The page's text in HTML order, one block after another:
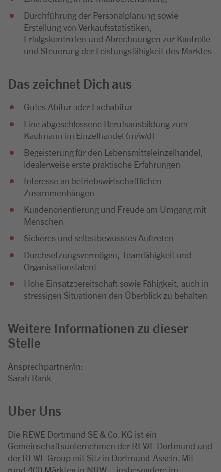
Durchführung der Personalplanung sowie
Erstellung von Verkaufsstatistiken,
Erfolgskontrollen und Abrechnungen zur Kontrolle
und Steuerung der Leistungsfähigkeit des Marktes
Das zeichnet Dich aus
Gutes Abitur oder Fachabitur
Eine abgeschlossene Berufsausbildung zum
Kaufmann im Einzelhandel (m/w/d)
Begeisterung für den Lebensmitteleinzelhandel,
idealerweise erste praktische Erfahrungen
Interesse an betriebswirtschaftlichen
Zusammenhängen
Kundenorientierung und Freude am Umgang mit
Menschen
Sicheres und selbstbewusstes Auftreten
Durchsetzungsvermögen, Teamfähigkeit und
Organisationstalent
Hohe Einsatzbereitschaft sowie Fähigkeit, auch in
stressigen Situationen den Überblick zu behalten
Weitere Informationen zu dieser
Stelle
Ansprechpartner/in:
Sarah Rank
Über Uns
Die REWE Dortmund SE & Co. KG ist ein
Gemeinschaftsunternehmen der REWE Dortmund und
der REWE Group mit Sitz in Dortmund-Asseln. Mit
rund 400 Märkten in NRW – insbesondere im